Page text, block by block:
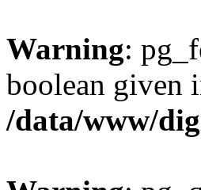
Warning:
boolean given
/data/www/